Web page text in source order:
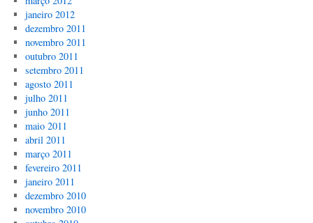
janeiro 2012
dezembro 2011
novembro 2011
outubro 2011
setembro 2011
agosto 2011
julho 2011
junho 2011
maio 2011
abril 2011
março 2011
fevereiro 2011
janeiro 2011
dezembro 2010
novembro 2010